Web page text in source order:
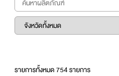
รายการทั้งหมด 754 รายการ